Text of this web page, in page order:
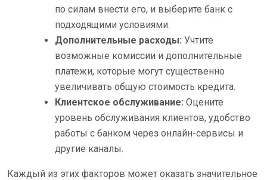
по силам внести его, и выберите банк с
подходящими условиями.
Дополнительные расходы: Учтите
возможные комиссии и дополнительные
платежи, которые могут существенно
увеличивать общую стоимость кредита.
Клиентское обслуживание: Оцените
уровень обслуживания клиентов, удобство
работы с банком через онлайн-сервисы и
другие каналы.
Каждый из этих факторов может оказать значительное